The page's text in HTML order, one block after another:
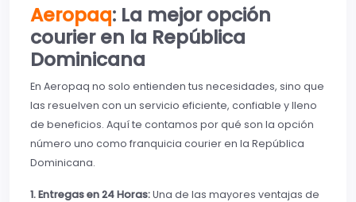
Aeropaq: La mejor opción
courier en la República
Dominicana
En Aeropaq no solo entienden tus necesidades, sino que
las resuelven con un servicio eficiente, confiable y lleno
de beneficios. Aquí te contamos por qué son la opción
número uno como franquicia courier en la República
Dominicana.
1. Entregas en 24 Horas:Una de las mayores ventajas de